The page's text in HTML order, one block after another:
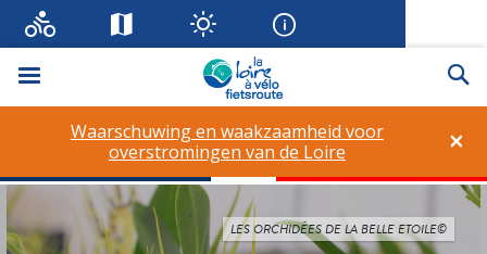
Menu
×
Waarschuwing en waakzaamheid voor
overstromingen van de Loire
LES ORCHIDÉES DE LA BELLE ETOILE©